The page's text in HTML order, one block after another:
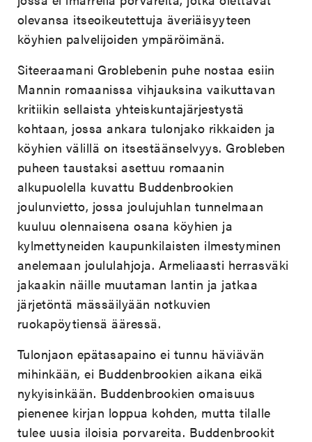
olevansa itseoikeutettuja äveriäisyyteen
köyhien palvelijoiden ympäröimänä.
Siteeraamani Groblebenin puhe nostaa esiin
Mannin romaanissa vihjauksina vaikuttavan
kritiikin sellaista yhteiskuntajärjestystä
kohtaan, jossa ankara tulonjako rikkaiden ja
köyhien välillä on itsestäänselvyys. Grobleben
puheen taustaksi asettuu romaanin
alkupuolella kuvattu Buddenbrookien
joulunvietto, jossa joulujuhlan tunnelmaan
kuuluu olennaisena osana köyhien ja
kylmettyneiden kaupunkilaisten ilmestyminen
anelemaan joululahjoja. Armeliaasti herrasväki
jakaakin näille muutaman lantin ja jatkaa
järjetöntä mässäilyään notkuvien
ruokapöytiensä ääressä.
Tulonjaon epätasapaino ei tunnu häviävän
mihinkään, ei Buddenbrookien aikana eikä
nykyisinkään. Buddenbrookien omaisuus
pienenee kirjan loppua kohden, mutta tilalle
tulee uusia iloisia porvareita. Buddenbrookit